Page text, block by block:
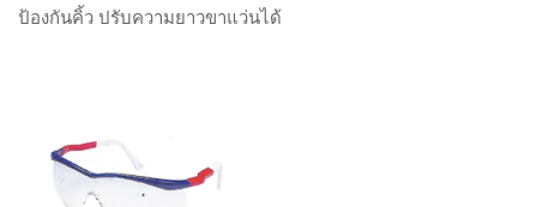
ป้องกันคิ้ว ปรับความยาวขาแว่นได้